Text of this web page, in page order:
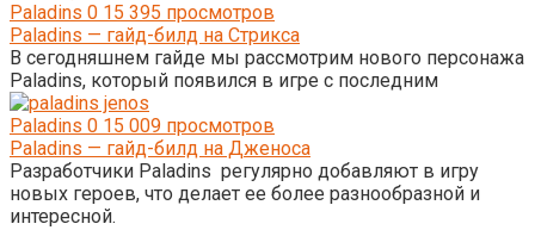
Paladins 0 15 395 просмотров
Paladins — гайд-билд на Стрикса
В сегодняшнем гайде мы рассмотрим нового персонажа
Paladins, который появился в игре с последним
Paladins 0 15 009 просмотров
Paladins — гайд-билд на Дженоса
Разработчики Paladins регулярно добавляют в игру
новых героев, что делает ее более разнообразной и
интересной.